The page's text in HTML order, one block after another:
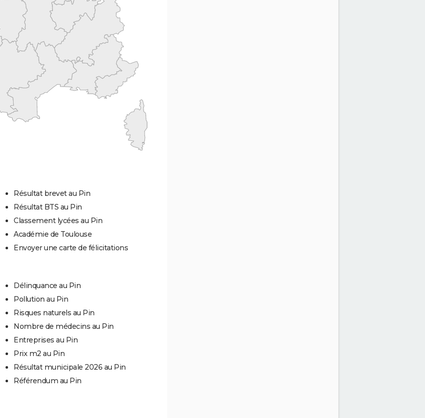
Résultat brevet au Pin
Résultat BTS au Pin
Classement lycées au Pin
Académie de Toulouse
Envoyer une carte de félicitations
Délinquance au Pin
Pollution au Pin
Risques naturels au Pin
Nombre de médecins au Pin
Entreprises au Pin
Prix m2 au Pin
Résultat municipale 2026 au Pin
Référendum au Pin